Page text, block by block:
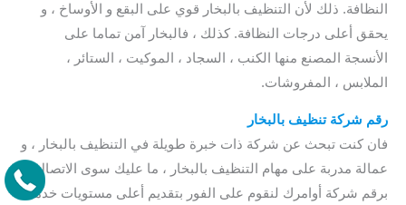
النظافة. ذلك لأن التنظيف بالبخار قوي على البقع و الأوساخ ، و
يحقق أعلى درجات النظافة. كذلك ، فالبخار آمن تماما على
الأنسجة المصنع منها الكنب ، السجاد ، الموكيت ، الستائر ،
الملابس ، المفروشات.
رقم شركة تنظيف بالبخار
فان كنت تبحث عن شركة ذات خبرة طويلة في التنظيف بالبخار ، و
عمالة مدربة على مهام التنظيف بالبخار ، ما عليك سوى الاتصال
برقم شركة أوامرك لنقوم على الفور بتقديم أعلى مستويات خدمة